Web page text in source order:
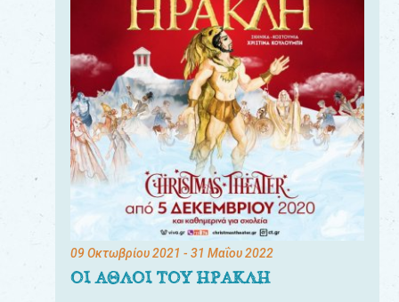
09 Οκτωβρίου 2021 - 31 Μαΐου 2022
ΟΙ ΑΘΛΟΙ ΤΟΥ ΗΡΑΚΛΗ